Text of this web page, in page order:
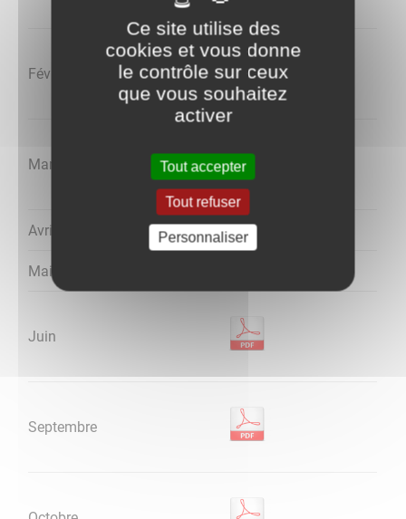
Février
Mars
Avril
Mai
Juin
Septembre
Ce site utilise des
cookies et vous donne
le contrôle sur ceux
que vous souhaitez
activer
Tout accepter
Tout refuser
Personnaliser